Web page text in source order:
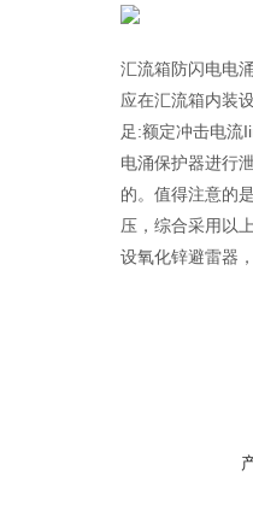
汇流箱防闪电电
应在汇流箱内装
足:额定冲击电流
电涌保护器进行
的。值得注意的
压，综合采用以
设氧化锌避雷器